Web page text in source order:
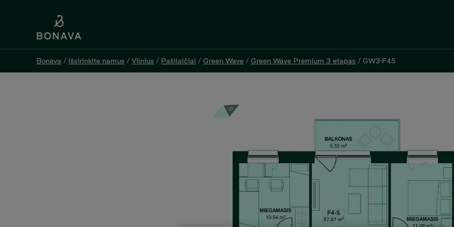
Bonava / Išsirinkite namus / Vilnius / Pašilaičiai / Green Wave / Green Wave Premium 3 etapas / GW3-F45
Bonava / Išsirinkite namus / Vilnius / Pašilaičiai / Green Wave / Green Wave Premium 3 etapas / GW3-F45